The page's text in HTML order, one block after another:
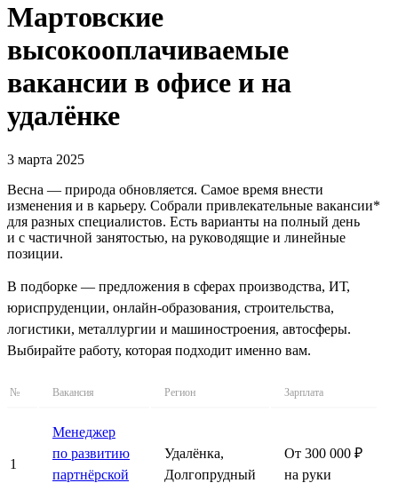
Мартовские
высокооплачиваемые
вакансии в офисе и на
удалёнке
3 марта 2025
Весна — природа обновляется. Самое время внести
изменения и в карьеру. Собрали привлекательные вакансии*
для разных специалистов. Есть варианты на полный день
и с частичной занятостью, на руководящие и линейные
позиции.
В подборке — предложения в сферах производства, ИТ,
юриспруденции, онлайн-образования, строительства,
логистики, металлургии и машиностроения, автосферы.
Выбирайте работу, которая подходит именно вам.
№ Вакансия Регион Зарплата
1
Менеджер
по развитию
партнёрской
Удалёнка,
Долгопрудный
От 300 000 ₽
на руки